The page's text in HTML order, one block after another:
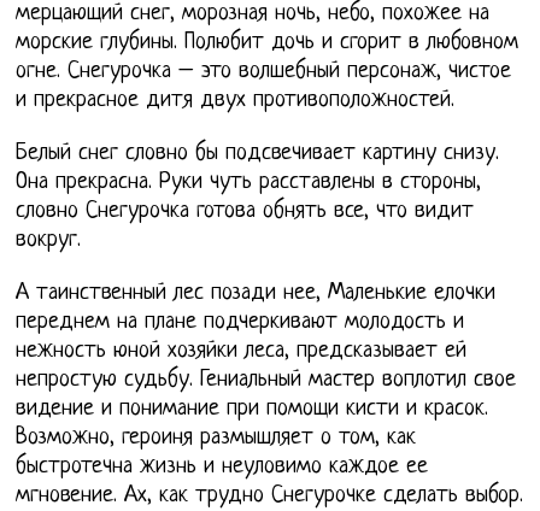
мерцающий снег, морозная ночь, небо, похожее на
морские глубины. Полюбит дочь и сгорит в любовном
огне. Снегурочка – это волшебный персонаж, чистое
и прекрасное дитя двух противоположностей.
Белый снег словно бы подсвечивает картину снизу.
Она прекрасна. Руки чуть расставлены в стороны,
словно Снегурочка готова обнять все, что видит
вокруг.
А таинственный лес позади нее, Маленькие елочки
переднем на плане подчеркивают молодость и
нежность юной хозяйки леса, предсказывает ей
непростую судьбу. Гениальный мастер воплотил свое
видение и понимание при помощи кисти и красок.
Возможно, героиня размышляет о том, как
быстротечна жизнь и неуловимо каждое ее
мгновение. Ах, как трудно Снегурочке сделать выбор.